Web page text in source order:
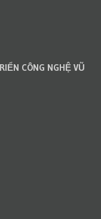
CÔNG NGHỆ VŨ